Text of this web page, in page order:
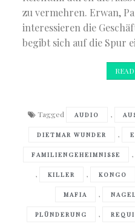
zu vermehren. Erwan,
interessieren die
begibt sich auf die Spur
Tagged AUDIO ,
DIETMAR WUNDER ,
FAMILIENGEHEIMNISSE ,
, KILLER , KONGO
MAFIA ,
PLÜNDERUNG ,